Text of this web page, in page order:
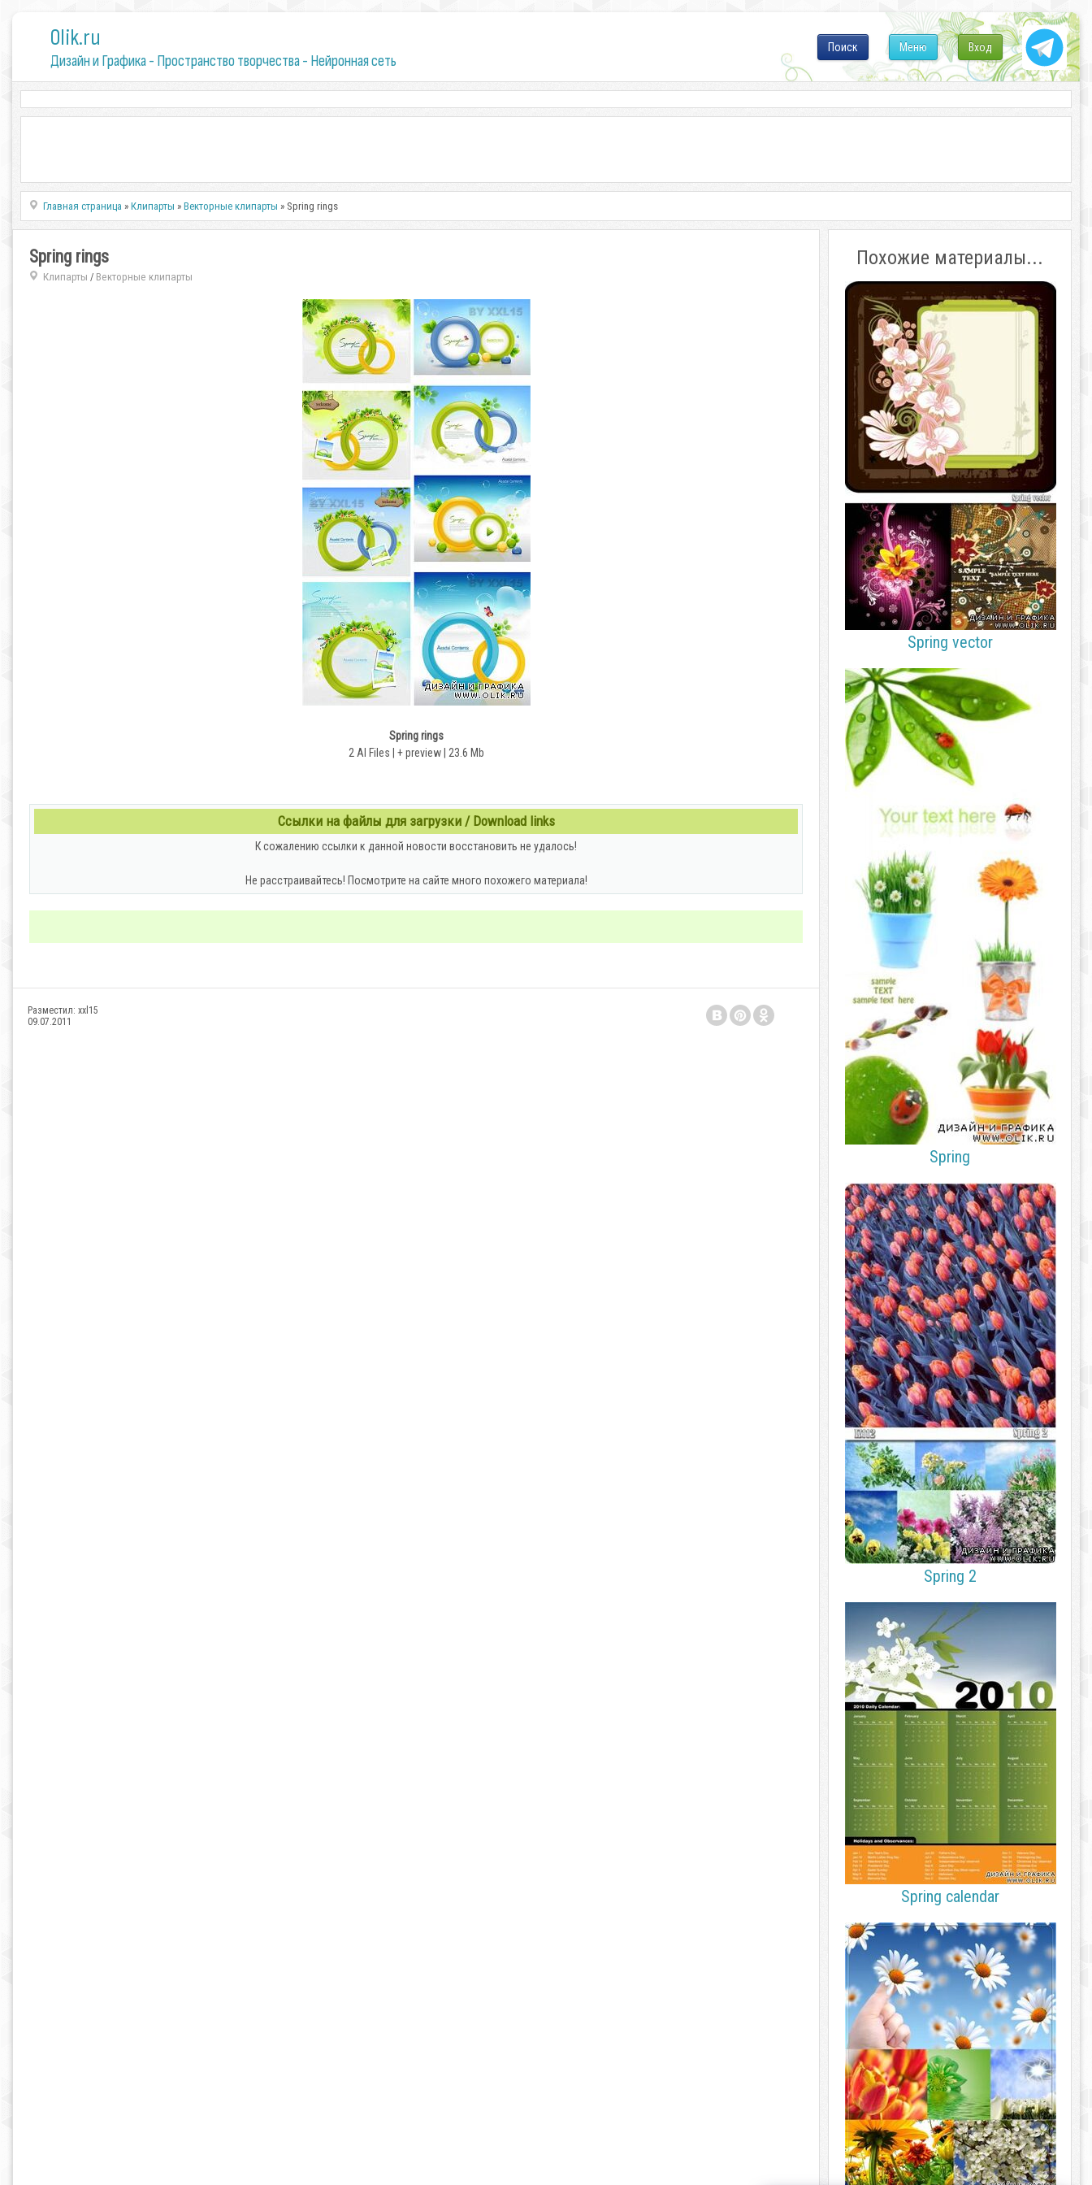
0lik.ru
Дизайн и Графика - Пространство творчества - Нейронная сеть
Вход
Меню
Поиск
Главная страница »Клипарты »Векторные клипарты » Spring rings
Spring rings
Клипарты / Векторные клипарты
Spring rings
2 AI Files | + preview | 23.6 Mb
Ссылки на файлы для загрузки / Download links
К сожалению ссылки к данной новости восстановить не удалось!
Не расстраивайтесь! Посмотрите на сайте много похожего материала!
Разместил: xxl15
09.07.2011
Похожие материалы...
Spring vector
Spring
Spring 2
Spring calendar